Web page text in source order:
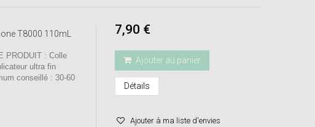
T8000 110mL
PRODUIT : Colle
ultra fin
conseillé : 30-60
7,90 €
Ajouter au panier
Détails
Ajouter à ma liste d'envies